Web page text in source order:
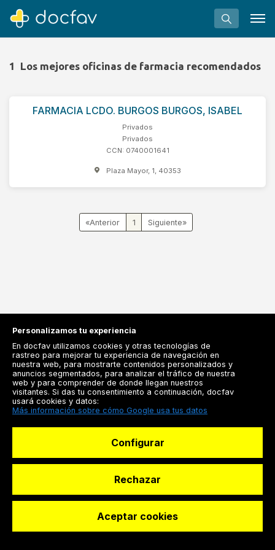
Buscar
Software para clínicas
Soporte
1 Los mejores oficinas de farmacia recomendados
FARMACIA LCDO. BURGOS BURGOS, ISABEL
Privados
Privados
CCN: 0740001641
Plaza Mayor, 1, 40353
« 1 »
Registrarse
Docfav
Recursos
Especialistas
Personalizamos tu experiencia
En docfav utilizamos cookies y otras tecnologías de
rastreo para mejorar tu experiencia de navegación en
nuestra web, para mostrarte contenidos personalizados y
anuncios segmentados, para analizar el tráfico de nuestra
web y para comprender de donde llegan nuestros
visitantes. Si das tu consentimiento a continuación, docfav
usará cookies y datos:
Más información sobre cómo Google usa tus datos
Configurar
Rechazar
Aceptar cookies